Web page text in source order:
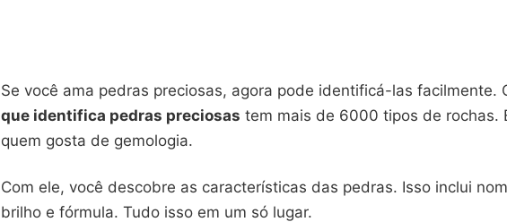
Se você ama pedras preciosas, agora pode identificá-las facilmente.
que identifica pedras preciosas tem mais de 6000 tipos de rochas.
quem gosta de gemologia.
Com ele, você descobre as características das pedras. Isso inclui
brilho e fórmula. Tudo isso em um só lugar.